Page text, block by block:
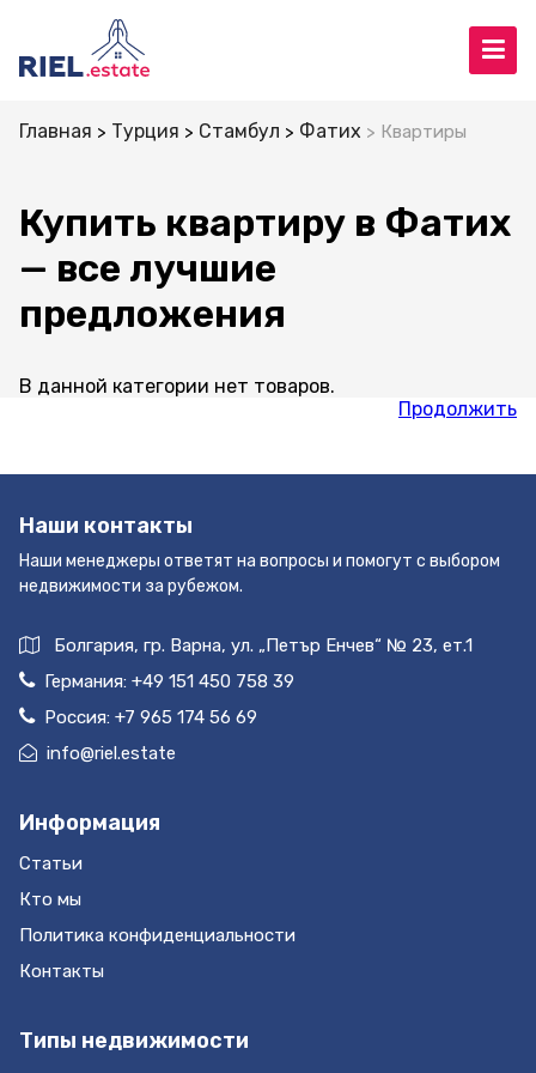
Главная Турция Стамбул Фатих Квартиры
Купить квартиру в Фатих
— все лучшие
предложения
В данной категории нет товаров.
Продолжить
Наши контакты
Наши менеджеры ответят на вопросы и помогут с выбором
недвижимости за рубежом.
Болгария, гр. Варна, ул. „Петър Енчев“ № 23, ет.1
Германия: +49 151 450 758 39
Россия: +7 965 174 56 69
info@riel.estate
Информация
Статьи
Кто мы
Политика конфиденциальности
Контакты
Типы недвижимости